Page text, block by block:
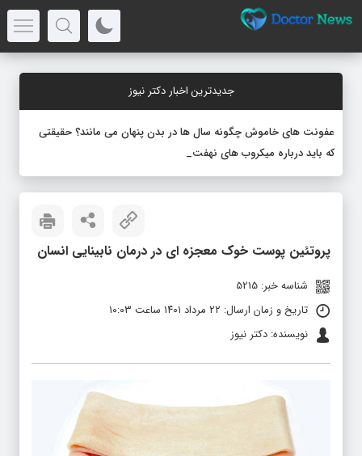
جدیدترین اخبار دکتر نیوز
عفونت های خاموش چگونه سال ها در بدن پنهان می مانند؟ حقیقتی
که باید درباره میکروب های نهفته بدانید
پروتئین پوست خوک معجزه ای در درمان نابینایی انسان
شناسه خبر: 5215
تاریخ و زمان ارسال: ۲۲ مرداد ۱۴۰۱ ساعت ۱۰:۰۳
نویسنده: دکتر نیوز